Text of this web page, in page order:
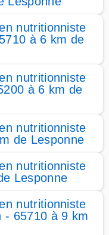
nutritionniste
à 6 km de
nutritionniste
à 6 km de
nutritionniste
de Lesponne
nutritionniste
Lesponne
nutritionniste
- 65710 à 9 km